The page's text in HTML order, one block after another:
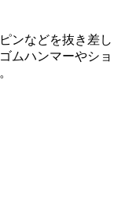
ンなどを抜き差し
ムハンマーやショ